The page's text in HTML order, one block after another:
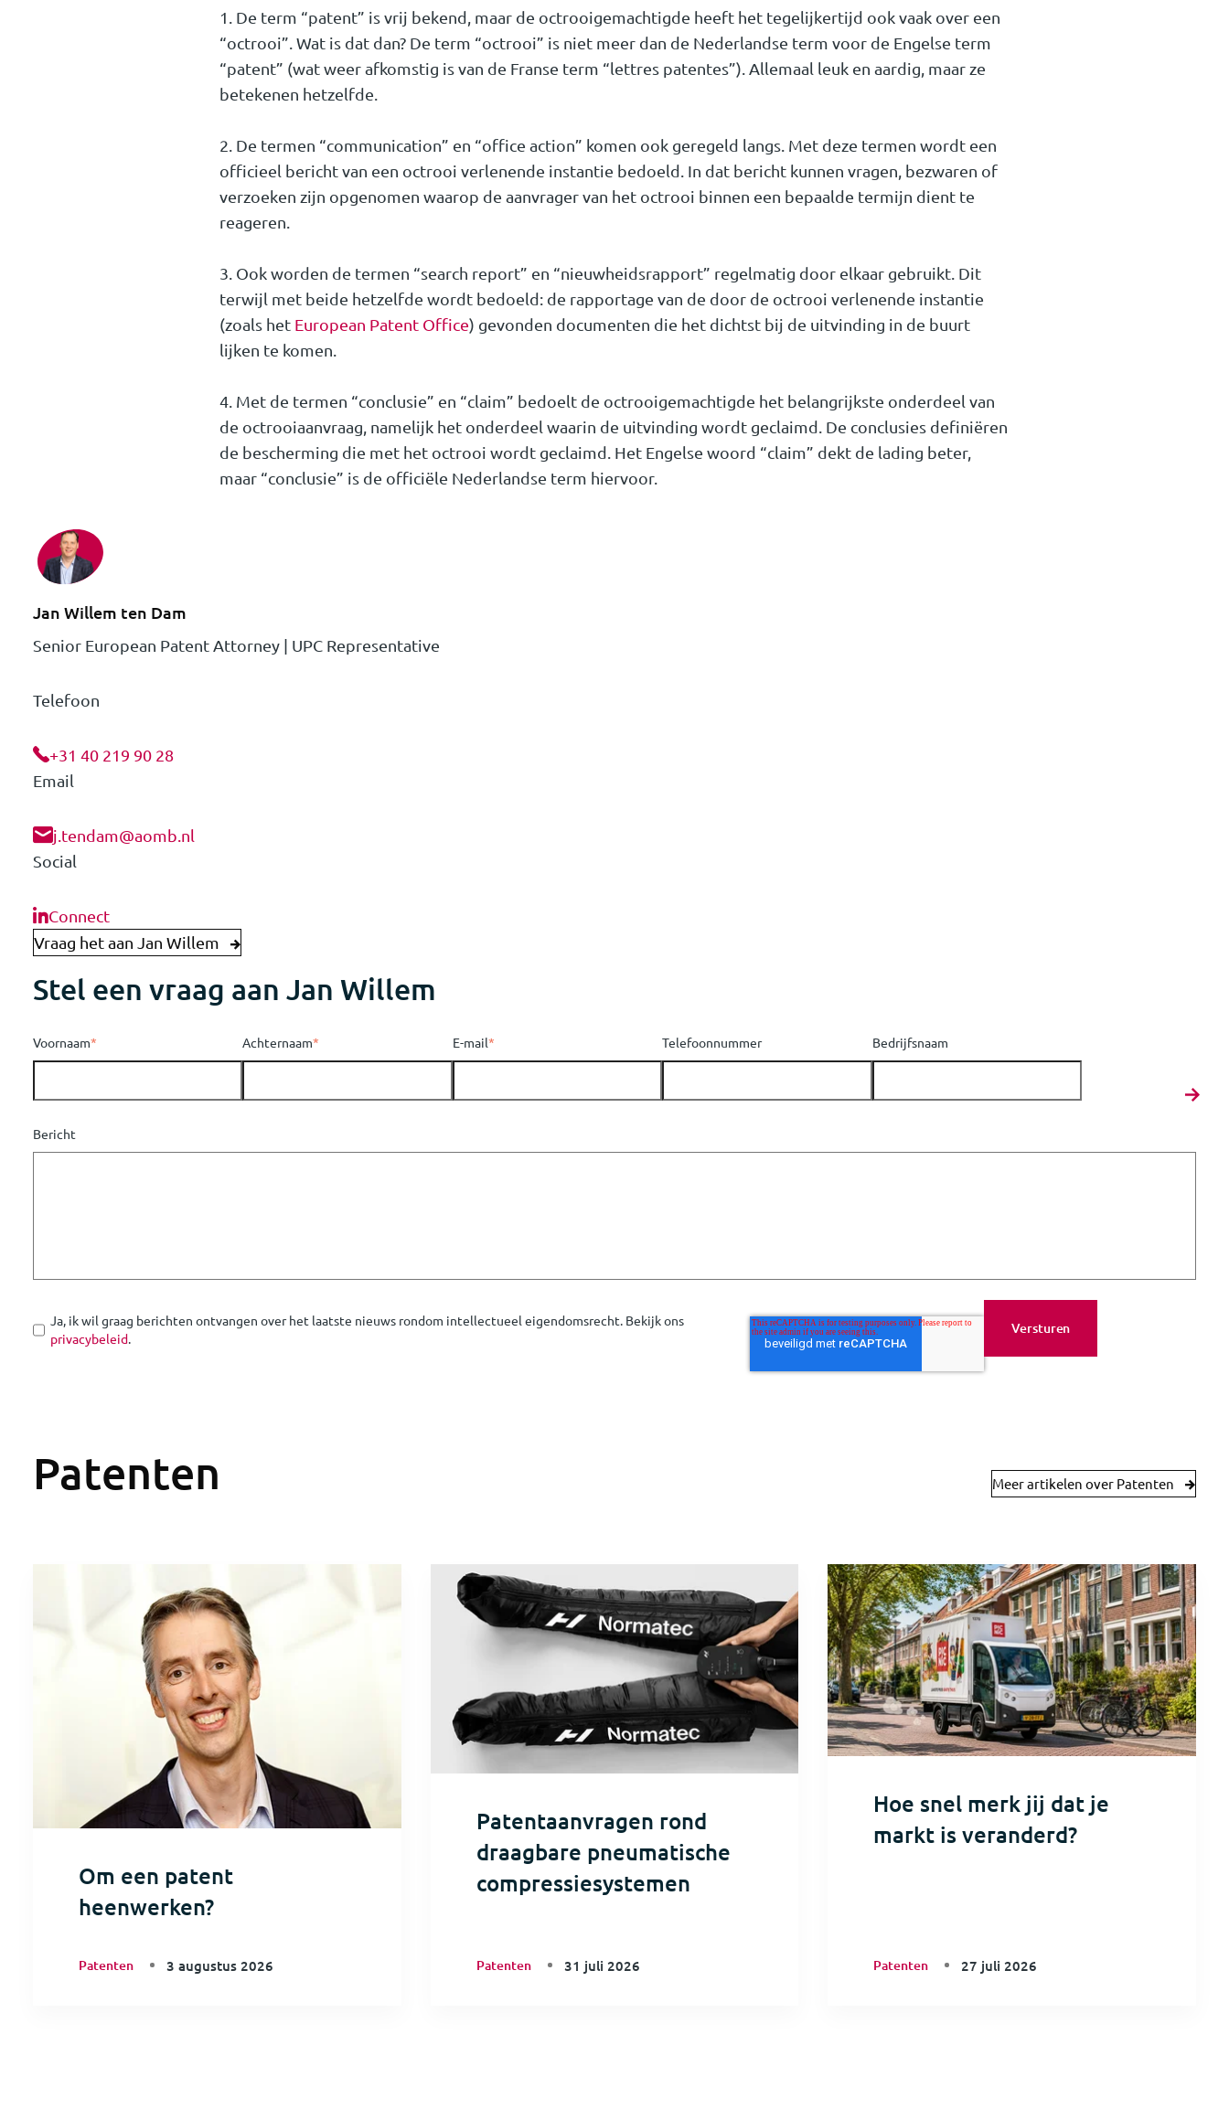
1. De term “patent” is vrij bekend, maar de octrooigemachtigde heeft het tegelijkertijd ook vaak over een
“octrooi”. Wat is dat dan? De term “octrooi” is niet meer dan de Nederlandse term voor de Engelse term
“patent” (wat weer afkomstig is van de Franse term “lettres patentes”). Allemaal leuk en aardig, maar ze
betekenen hetzelfde.
2. De termen “communication” en “office action” komen ook geregeld langs. Met deze termen wordt een
officieel bericht van een octrooi verlenende instantie bedoeld. In dat bericht kunnen vragen, bezwaren of
verzoeken zijn opgenomen waarop de aanvrager van het octrooi binnen een bepaalde termijn dient te
reageren.
3. Ook worden de termen “search report” en “nieuwheidsrapport” regelmatig door elkaar gebruikt. Dit
terwijl met beide hetzelfde wordt bedoeld: de rapportage van de door de octrooi verlenende instantie
(zoals het European Patent Office) gevonden documenten die het dichtst bij de uitvinding in de buurt
lijken te komen.
4. Met de termen “conclusie” en “claim” bedoelt de octrooigemachtigde het belangrijkste onderdeel van
de octrooiaanvraag, namelijk het onderdeel waarin de uitvinding wordt geclaimd. De conclusies definiëren
de bescherming die met het octrooi wordt geclaimd. Het Engelse woord “claim” dekt de lading beter,
maar “conclusie” is de officiële Nederlandse term hiervoor.
Jan Willem ten Dam
Senior European Patent Attorney | UPC Representative
Telefoon
+31 40 219 90 28
Email
j.tendam@aomb.nl
Social
Connect
Vraag het aan Jan Willem
Stel een vraag aan Jan Willem
Voornaam* Achternaam* E-mail* Telefoonnummer Bedrijfsnaam
Bericht
Ja, ik wil graag berichten ontvangen over het laatste nieuws rondom intellectueel eigendomsrecht. Bekijk ons
privacybeleid.
Patenten Meer artikelen over Patenten
Om een patent
heenwerken?
Patenten 3 augustus 2026
Patentaanvragen rond
draagbare pneumatische
compressiesystemen
Patenten 31 juli 2026
Hoe snel merk jij dat je
markt is veranderd?
Patenten 27 juli 2026